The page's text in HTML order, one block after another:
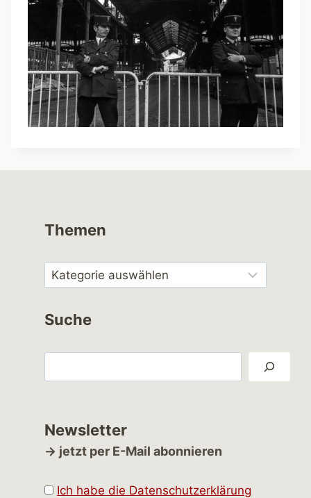
Themen
Suche
Newsletter
→ jetzt per E-Mail abonnieren
Ich habe die Datenschutzerklärung